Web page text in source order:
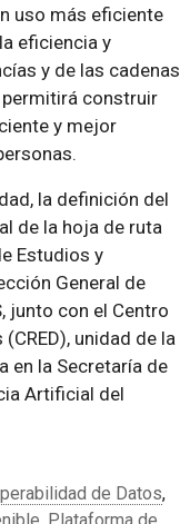
uso más eficiente
eficiencia y
y de las cadenas
permitirá construir
y mejor
la definición del
de la hoja de ruta
Estudios y
General de
junto con el Centro
unidad de la
en la Secretaría de
Artificial del
de Datos,